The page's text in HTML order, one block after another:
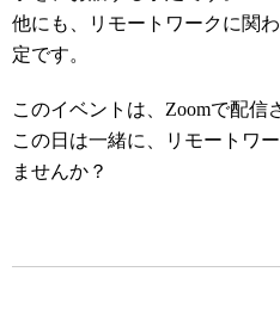
他にも、リモートワークに関
定です。
このイベントは、Zoomで配信
この日は一緒に、リモートワ
ませんか？